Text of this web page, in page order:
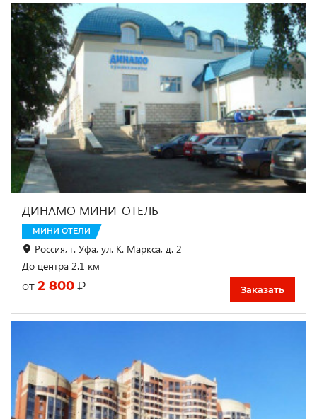
ДИНАМО МИНИ-ОТЕЛЬ
МИНИ ОТЕЛИ
Россия, г. Уфа, ул. К. Маркса, д. 2
До центра 2.1 км
от 2 800 ₽ Заказать